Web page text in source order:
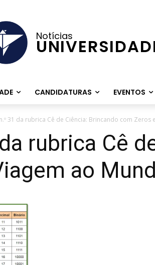
Notícias
CANDIDATURAS EVENTOS
31 da rubrica Cê de Ciência: Brincando com Zeros
rubrica Cê
ao